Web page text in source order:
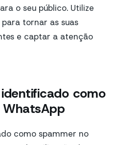
o seu público. Utilize
tornar as suas
e captar a atenção
como
como spammer no